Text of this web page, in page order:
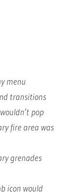
menu
transitions
pop
fire area was
grenades
icon would